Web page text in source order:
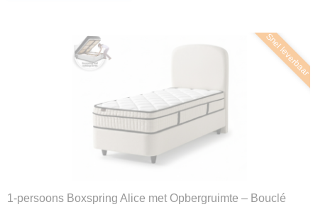
Snel leverbaar
1-persoons Boxspring Alice met Opbergruimte – Bouclé